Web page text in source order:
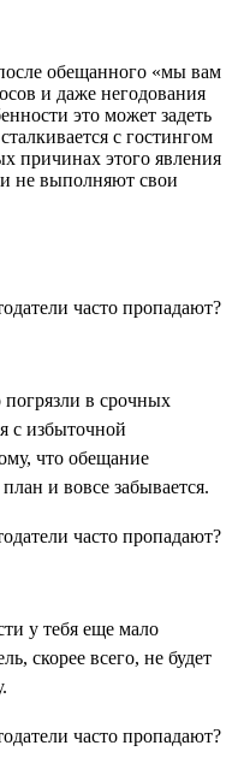
обещанного «мы вам
и даже негодования
это может задеть
с гостингом
причинах этого явления
не выполняют свои
погрязли в срочных
с избыточной
что обещание
и вовсе забывается.
у тебя еще мало
скорее всего, не будет